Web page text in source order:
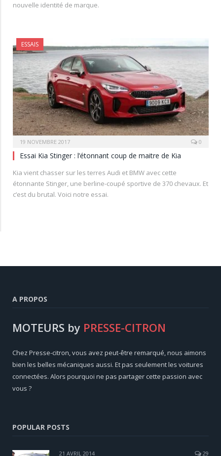
nouvelle identité de marque.
ESSAIS
19 NOVEMBRE 2017 0
Essai Kia Stinger : l’étonnant coup de maitre de Kia
Kia vient chasser sur les terres Audi et BMW avec cette
étonnante Stinger, une berline-coupé sportive de 370 chevaux. Et
c’est du brutal. Voici notre essai.
A PROPOS
MOTEURS by PRESSE-CITRON
Chez Presse-citron, vous avez peut-être remarqué, nous aimons
bien les belles mécaniques aussi. Et pas seulement les voitures
connectées. Alors pourquoi ne pas partager cette passion avec
vous ?
POPULAR POSTS
21 AVRIL 2014 29